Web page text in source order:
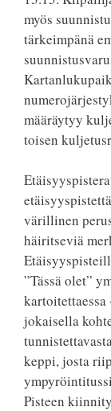
myös
tärkeimpänä
määräytyy
toisen
värillinen
häiritseviä
”Tässä olet”
jokaisella
keppi, josta
Pisteen